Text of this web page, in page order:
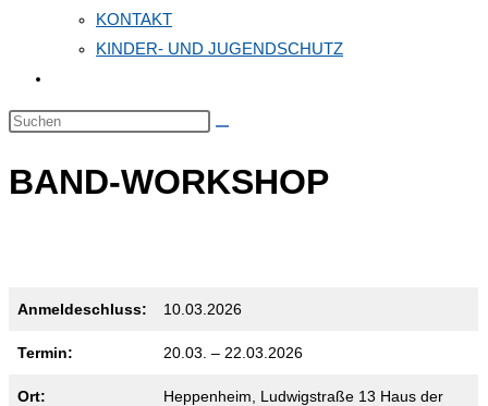
KONTAKT
KINDER- UND JUGENDSCHUTZ
Suche
umschalten
Diese
durchsuchen
BAND-WORKSHOP
Anmeldeschluss: 10.03.2026
Termin: 20.03. – 22.03.2026
Ort:
Heppenheim, Ludwigstraße 13 Haus der